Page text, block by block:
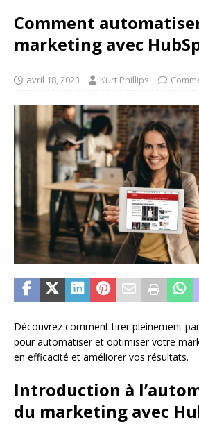
Comment
marketing avec
avril 18, 2023 Kurt Phillips
Découvrez comment tirer pleinement
pour automatiser et optimiser votre
en efficacité et améliorer vos résultats.
Introduction à
du marketing avec